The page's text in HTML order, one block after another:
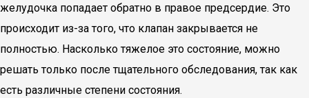
желудочка попадает обратно в правое предсердие. Это
происходит из-за того, что клапан закрывается не
полностью. Насколько тяжелое это состояние, можно
решать только после тщательного обследования, так как
есть различные степени состояния.